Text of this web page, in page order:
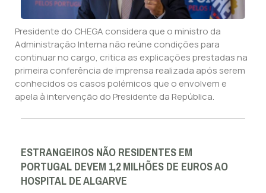
Presidente do CHEGA considera que o ministro da
Administração Interna não reúne condições para
continuar no cargo, critica as explicações prestadas na
primeira conferência de imprensa realizada após serem
conhecidos os casos polémicos que o envolvem e
apela à intervenção do Presidente da República.
ESTRANGEIROS NÃO RESIDENTES EM
PORTUGAL DEVEM 1,2 MILHÕES DE EUROS AO
HOSPITAL DE ALGARVE